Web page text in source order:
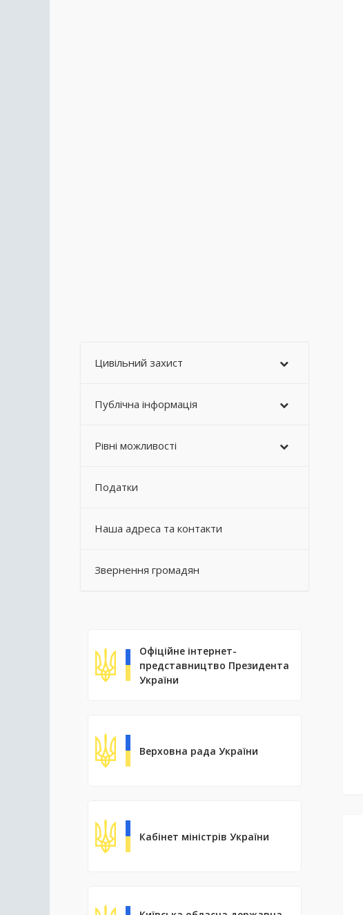
Цивільний захист
Публічна інформація
Рівні можливості
Податки
Наша адреса та контакти
Звернення громадян
Офіційне інтернет-
представництво Президента
України
Верховна рада України
Кабінет міністрів України